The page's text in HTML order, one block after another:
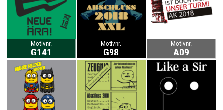
Motivnr.
G141
Motivnr.
G98
Motivnr.
A09